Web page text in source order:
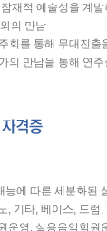
재적 예술성을 계
의 만남
회를 통해 무대진
의 만남을 통해 연
능에 따른 세분화된
, 기타, 베이스, 드럼
운영, 실용음악학원